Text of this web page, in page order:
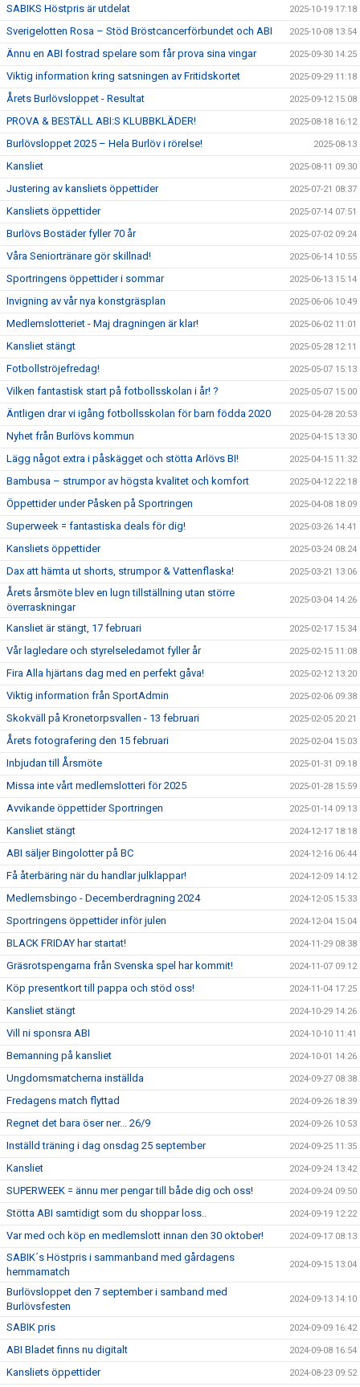
SABIKS Höstpris är utdelat 2025-10-19 17:18
Sverigelotten Rosa – Stöd Bröstcancerförbundet och ABI 2025-10-08 13:54
Ännu en ABI fostrad spelare som får prova sina vingar 2025-09-30 14:25
Viktig information kring satsningen av Fritidskortet 2025-09-29 11:18
Årets Burlövsloppet - Resultat 2025-09-12 15:08
PROVA & BESTÄLL ABI:S KLUBBKLÄDER! 2025-08-18 16:12
Burlövsloppet 2025 – Hela Burlöv i rörelse! 2025-08-13
Kansliet 2025-08-11 09:30
Justering av kansliets öppettider 2025-07-21 08:37
Kansliets öppettider 2025-07-14 07:51
Burlövs Bostäder fyller 70 år 2025-07-02 09:24
Våra Seniortränare gör skillnad! 2025-06-14 10:55
Sportringens öppettider i sommar 2025-06-13 15:14
Invigning av vår nya konstgräsplan 2025-06-06 10:49
Medlemslotteriet - Maj dragningen är klar! 2025-06-02 11:01
Kansliet stängt 2025-05-28 12:11
Fotbollströjefredag! 2025-05-07 15:13
Vilken fantastisk start på fotbollsskolan i år! ? 2025-05-07 15:00
Äntligen drar vi igång fotbollsskolan för barn födda 2020 2025-04-28 20:53
Nyhet från Burlövs kommun 2025-04-15 13:30
Lägg något extra i påskägget och stötta Arlövs BI! 2025-04-15 11:32
Bambusa – strumpor av högsta kvalitet och komfort 2025-04-12 22:18
Öppettider under Påsken på Sportringen 2025-04-08 18:09
Superweek = fantastiska deals för dig! 2025-03-26 14:41
Kansliets öppettider 2025-03-24 08:24
Dax att hämta ut shorts, strumpor & Vattenflaska! 2025-03-21 13:06
Årets årsmöte blev en lugn tillställning utan större
överraskningar
2025-03-04 14:26
Kansliet är stängt, 17 februari 2025-02-17 15:34
Vår lagledare och styrelseledamot fyller år 2025-02-15 11:08
Fira Alla hjärtans dag med en perfekt gåva! 2025-02-12 13:20
Viktig information från SportAdmin 2025-02-06 09:38
Skokväll på Kronetorpsvallen - 13 februari 2025-02-05 20:21
Årets fotografering den 15 februari 2025-02-04 15:03
Inbjudan till Årsmöte 2025-01-31 09:18
Missa inte vårt medlemslotteri för 2025 2025-01-28 15:59
Avvikande öppettider Sportringen 2025-01-14 09:13
Kansliet stängt 2024-12-17 18:18
ABI säljer Bingolotter på BC 2024-12-16 06:44
Få återbäring när du handlar julklappar! 2024-12-09 14:12
Medlemsbingo - Decemberdragning 2024 2024-12-05 15:33
Sportringens öppettider inför julen 2024-12-04 15:04
BLACK FRIDAY har startat! 2024-11-29 08:38
Gräsrotspengarna från Svenska spel har kommit! 2024-11-07 09:12
Köp presentkort till pappa och stöd oss! 2024-11-04 17:25
Kansliet stängt 2024-10-29 14:26
Vill ni sponsra ABI 2024-10-10 11:41
Bemanning på kansliet 2024-10-01 14:26
Ungdomsmatcherna inställda 2024-09-27 08:38
Fredagens match flyttad 2024-09-26 18:39
Regnet det bara öser ner... 26/9 2024-09-26 10:53
Inställd träning i dag onsdag 25 september 2024-09-25 11:35
Kansliet 2024-09-24 13:42
SUPERWEEK = ännu mer pengar till både dig och oss! 2024-09-24 09:50
Stötta ABI samtidigt som du shoppar loss.. 2024-09-19 12:22
Var med och köp en medlemslott innan den 30 oktober! 2024-09-17 08:13
SABIK´s Höstpris i sammanband med gårdagens
hemmamatch
2024-09-15 13:04
Burlövsloppet den 7 september i samband med
Burlövsfesten
2024-09-13 14:10
SABIK pris 2024-09-09 16:42
ABI Bladet finns nu digitalt 2024-09-08 16:54
Kansliets öppettider 2024-08-23 09:52